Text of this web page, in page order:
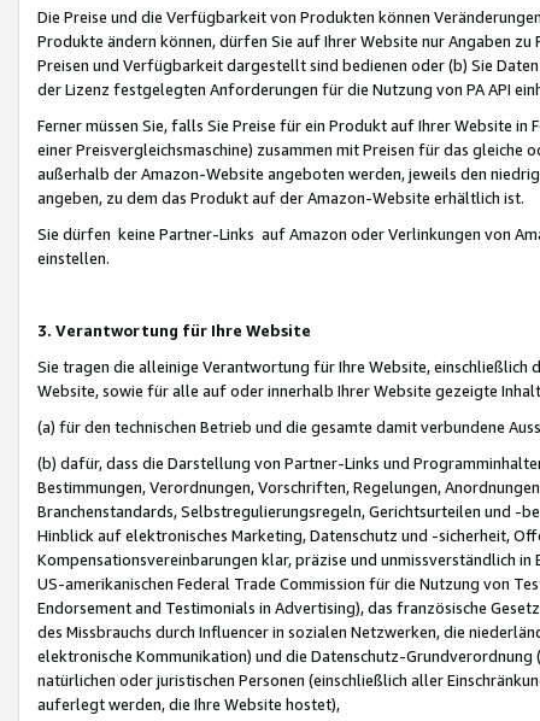
Die Preise und die Verfügbarkeit von Produkten können
Produkte ändern können, dürfen Sie auf Ihrer Website nur Angaben
Preisen und Verfügbarkeit dargestellt sind bedienen oder (b) Sie
der Lizenz festgelegten Anforderungen für die Nutzung von PA API
Ferner müssen Sie, falls Sie Preise für ein Produkt auf Ihrer Website
einer Preisvergleichsmaschine) zusammen mit Preisen für das
außerhalb der Amazon-Website angeboten werden, jeweils den
angeben, zu dem das Produkt auf der Amazon-Website erhältlich ist.
Sie dürfen keine Partner-Links auf Amazon oder Verlinkungen von
einstellen.
3. Verantwortung für Ihre Website
Sie tragen die alleinige Verantwortung für Ihre Website,
Website, sowie für alle auf oder innerhalb Ihrer Website gezeigte
(a) für den technischen Betrieb und die gesamte damit verbundene
(b) dafür, dass die Darstellung von Partner-Links und
Bestimmungen, Verordnungen, Vorschriften, Regelungen,
Branchenstandards, Selbstregulierungsregeln, Gerichtsurteilen und -
Hinblick auf elektronisches Marketing, Datenschutz und -sicherheit,
Kompensationsvereinbarungen klar, präzise und unmissverständlich
US-amerikanischen Federal Trade Commission für die Nutzung von
Endorsement and Testimonials in Advertising), das französische
des Missbrauchs durch Influencer in sozialen Netzwerken, die
elektronische Kommunikation) und die Datenschutz-
natürlichen oder juristischen Personen (einschließlich aller
auferlegt werden, die Ihre Website hostet),